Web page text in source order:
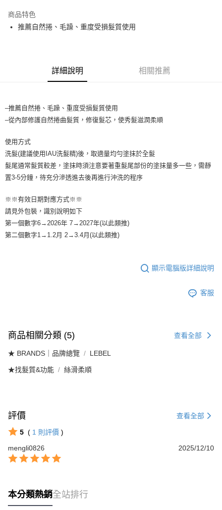
2.付款方式選擇「大哥付你分期」，訂單成立後會自動跳轉到大哥付的交易
流程，驗證手機門號後，選擇欲分期的期數、繳款截止日，確認付款後即完
成交易。
法說明評估內容。
【繳款方式說明】
2.透過簡訊連結打開帳單後，可選擇「超商條碼／台灣大直營門市／銀行轉
帳／街口支付／iPASS MONEY」等通路繳費。
1.本服務係由「台灣大哥大股份有限公司」（以下簡稱本公司）所提供，讓
買賣價金債權讓與本公司後，依約使用本公司帳單繳交帳款。
2.基於同意付款使用「大哥付你分期」之契約關係目的，商店將以您的個人
資料（包含姓名、電話或地址）提供予台灣大哥大進項蒐集、處理及利用，
運送方式
付款後全家取貨
7-11取貨付款
每筆NT$65，滿NT$1,699(含以上)免運費
付款後7-11取貨
每筆NT$65，滿NT$1,699(含以上)免運費
宅配
宅配-離島
每筆NT$100
商品特色
推薦自然捲、毛躁、重度受損髮質使用
詳細說明 相關推薦
–推薦自然捲、毛躁、重度受損髮質使用
–從內部修護自然捲曲髮質，修復髮芯，使秀髮滋潤柔順
使用方式
洗髮(建議使用IAU洗髮精)後，取適量均勻塗抹於全髮
髮尾通常髮質較差，塗抹時須注意要著重髮尾部份的塗抹量多一些，需靜
置3-5分鐘，待充分滲透進去後再進行沖洗的程序
※※有效日期對應方式※※
請見外包裝，識別說明如下
第一個數字6→2026年 7→2027年(以此類推)
第二個數字1→1.2月 2→3.4月(以此類推)
顯示電腦版詳細說明
客服
商品相關分類 (5) 查看全部
★ BRANDS｜品牌總覽 LEBEL
★找髮質&功能 絲滑柔順
評價 查看全部
5 ( 1 則評價 )
mengli0826
2025/12/10
本分類熱銷全站排行